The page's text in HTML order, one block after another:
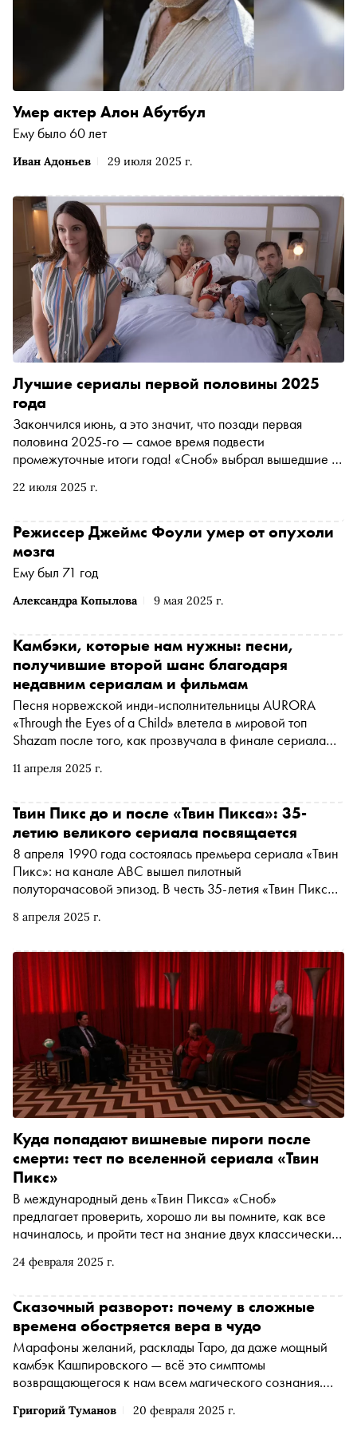
привлекает современных зрителей? Чем вдохновлялись
его создатели? Что делает его идеальным зрелищем для
spooky season? Без лишних спойлеров «Сноб»
рассказывает об основных ингредиентах успеха самого
загадочного проекта Netflix
Иван Адоньев 29 июля 2025 г.
Умер актер Алон Абутбул
Ему было 60 лет
22 июля 2025 г.
Лучшие сериалы первой половины 2025
года
Закончился июнь, а это значит, что позади первая
половина 2025-го — самое время подвести
промежуточные итоги года! «Сноб» выбрал вышедшие в
если вы этого еще не сделали
Александра Копылова 9 мая 2025 г.
Режиссер Джеймс Фоули умер от опухоли
мозга
Ему был 71 год
11 апреля 2025 г.
Камбэки, которые нам нужны: песни,
получившие второй шанс благодаря
недавним сериалам и фильмам
Песня норвежской инди-исполнительницы AURORA
«Through the Eyes of a Child» влетела в мировой топ
Shazam после того, как прозвучала в финале сериала
вспомнить другие недавние примеры того, как песня из
популярной благодаря попаданию в саундтрек к сериалу
или фильму
8 апреля 2025 г.
Твин Пикс до и после «Твин Пикса»: 35-
летию великого сериала посвящается
8 апреля 1990 года состоялась премьера сериала «Твин
Пикс»: на канале ABC вышел пилотный
полуторачасовой эпизод. В честь 35-летия «Твин Пикса»
городка — что происходило в нём до убийства Лоры
«Возвращением», а также после него
24 февраля 2025 г.
Куда попадают вишневые пироги после
смерти: тест по вселенной сериала «Твин
Пикс»
В международный день «Твин Пикса» «Сноб»
предлагает проверить, хорошо ли вы помните, как все
начиналось, и пройти тест на знание двух классических
омрачен горестным для всех поклонников сериала
Дэвид Линч , великий мастер и создатель самых
причудливых вселенных, какие только знал
кинематограф. «Твин Пикс» — безусловно, самое
известный проект режиссера: именно в нем большому
эксцентрику Линчу удалось в гармоничных пропорциях
смешать ужасное и смешное, уютное и вызывающее
дискомфорт. Именно за эту неповторимую атмосферу
Григорий Туманов 20 февраля 2025 г.
Сказочный разворот: почему в сложные
времена обостряется вера в чудо
Марафоны желаний, расклады Таро, да даже мощный
камбэк Кашпировского — всё это симптомы
возвращающегося к нам всем магического сознания.
люди предпочитают обращаться к неведомому. Как мы